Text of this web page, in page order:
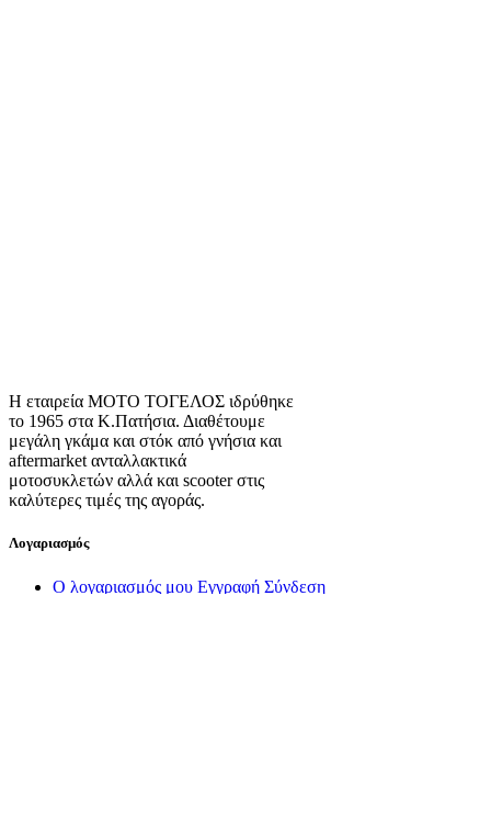
Η εταιρεία ΜΟΤΟ ΤΟΓΕΛΟΣ ιδρύθηκε
το 1965 στα Κ.Πατήσια. Διαθέτουμε
μεγάλη γκάμα και στόκ από γνήσια και
aftermarket ανταλλακτικά
μοτοσυκλετών αλλά και scooter στις
καλύτερες τιμές της αγοράς.
Λογαριασμός
Ο λογαριασμός μου Εγγραφή Σύνδεση